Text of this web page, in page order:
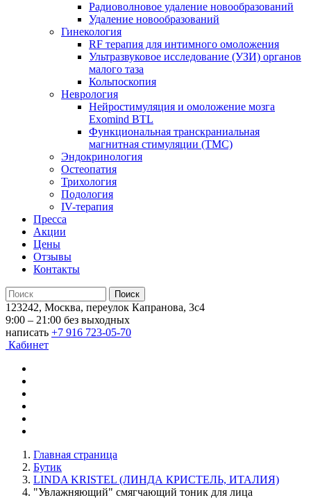
Радиоволновое удаление новообразований
Удаление новообразований
Гинекология
RF терапия для интимного омоложения
Ультразвуковое исследование (УЗИ) органов
малого таза
Кольпоскопия
Неврология
Нейростимуляция и омоложение мозга
Exomind BTL
Функциональная транскраниальная
магнитная стимуляции (ТМС)
Эндокринология
Остеопатия
Трихология
Подология
IV-терапия
Пресса
Акции
Цены
Отзывы
Контакты
123242, Москва, переулок Капранова, 3с4
9:00 – 21:00 без выходных
написать +7 916 723-05-70
Кабинет
Главная страница
Бутик
LINDA KRISTEL (ЛИНДА КРИСТЕЛЬ, ИТАЛИЯ)
"Увлажняющий" смягчающий тоник для лица